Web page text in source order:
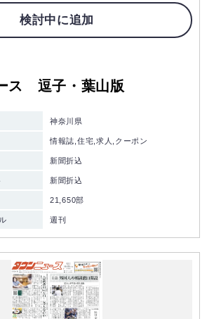
検討中に追加
ス 逗子・葉山版
神奈川県
情報誌,住宅,求人,クーポン
新聞折込
新聞折込
21,650部
週刊